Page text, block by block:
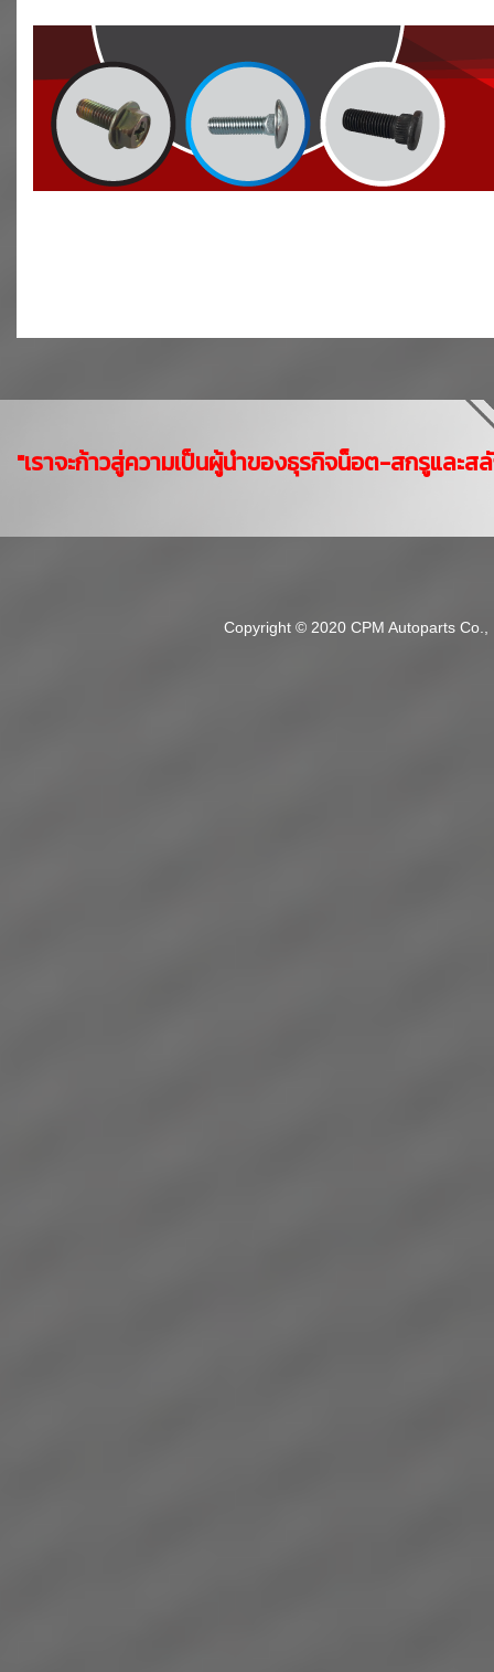
"เราจะก้าวสู่ความเป็นผู้นำของธุรกิจน็อต-สกรูและ
Copyright © 2020 CPM Autoparts